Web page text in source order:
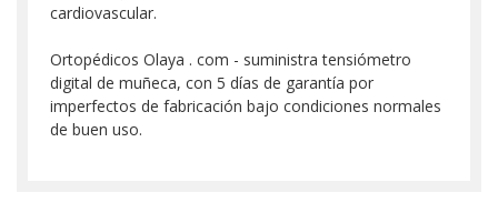
cardiovascular.
Ortopédicos Olaya . com - suministra tensiómetro
digital de muñeca, con 5 días de garantía por
imperfectos de fabricación bajo condiciones normales
de buen uso.